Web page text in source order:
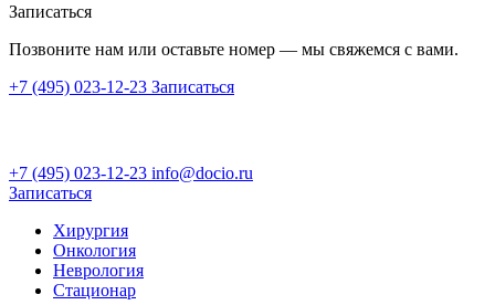
Записаться
Позвоните нам или оставьте номер — мы свяжемся с вами.
+7 (495) 023-12-23 Записаться
+7 (495) 023-12-23 info@docio.ru
Записаться
Хирургия
Онкология
Неврология
Стационар